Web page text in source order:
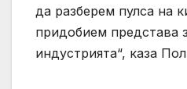
да разберем пулса на
придобием представа
индустрията“, каза